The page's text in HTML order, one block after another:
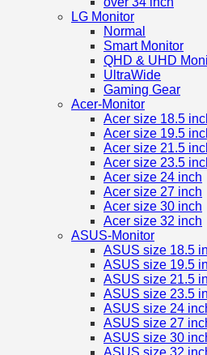
LG Monitor
Normal
Smart Monitor
QHD & UHD
UltraWide
Gaming Gear
Acer-Monitor
Acer size 18.5
Acer size 19.5
Acer size 21.5
Acer size 23.5
Acer size 24 inch
Acer size 27 inch
Acer size 30 inch
Acer size 32 inch
ASUS-Monitor
ASUS size 18.5
ASUS size 19.5
ASUS size 21.5
ASUS size 23.5
ASUS size 24
ASUS size 27
ASUS size 30